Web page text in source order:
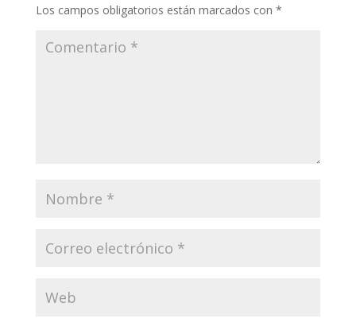
Los campos obligatorios están marcados con *